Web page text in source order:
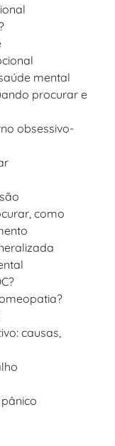
mental
procurar e
obsessivo-
como
causas,